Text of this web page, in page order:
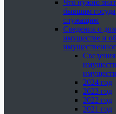
Что нужно
бывшим
служащим
Сведения о
имуществе и
Сведения
2024 год
2023 год
2022 год
2021 год